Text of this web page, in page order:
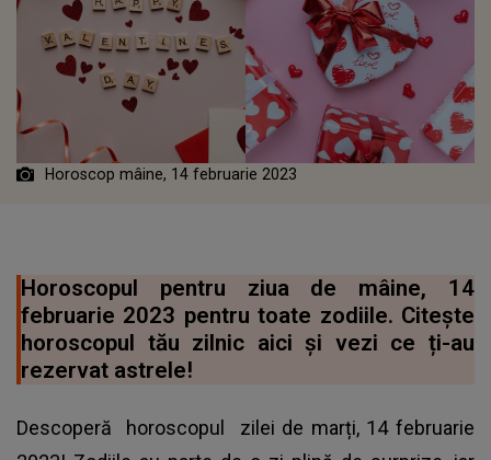
Horoscop mâine, 14 februarie 2023
Horoscopul pentru ziua de mâine, 14
februarie 2023 pentru toate zodiile. Citește
horoscopul tău zilnic aici și vezi ce ți-au
rezervat astrele!
Descoperă horoscopul zilei de marți, 14 februarie